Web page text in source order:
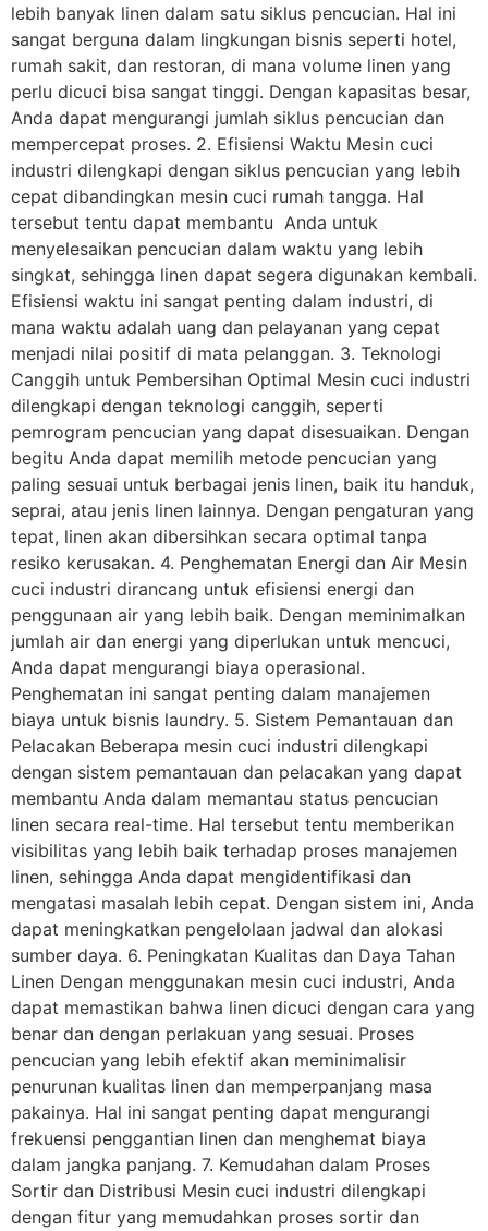
lebih banyak linen dalam satu siklus pencucian. Hal ini
sangat berguna dalam lingkungan bisnis seperti hotel,
rumah sakit, dan restoran, di mana volume linen yang
perlu dicuci bisa sangat tinggi. Dengan kapasitas besar,
Anda dapat mengurangi jumlah siklus pencucian dan
mempercepat proses. 2. Efisiensi Waktu Mesin cuci
industri dilengkapi dengan siklus pencucian yang lebih
cepat dibandingkan mesin cuci rumah tangga. Hal
tersebut tentu dapat membantu Anda untuk
menyelesaikan pencucian dalam waktu yang lebih
singkat, sehingga linen dapat segera digunakan kembali.
Efisiensi waktu ini sangat penting dalam industri, di
mana waktu adalah uang dan pelayanan yang cepat
menjadi nilai positif di mata pelanggan. 3. Teknologi
Canggih untuk Pembersihan Optimal Mesin cuci industri
dilengkapi dengan teknologi canggih, seperti
pemrogram pencucian yang dapat disesuaikan. Dengan
begitu Anda dapat memilih metode pencucian yang
paling sesuai untuk berbagai jenis linen, baik itu handuk,
seprai, atau jenis linen lainnya. Dengan pengaturan yang
tepat, linen akan dibersihkan secara optimal tanpa
resiko kerusakan. 4. Penghematan Energi dan Air Mesin
cuci industri dirancang untuk efisiensi energi dan
penggunaan air yang lebih baik. Dengan meminimalkan
jumlah air dan energi yang diperlukan untuk mencuci,
Anda dapat mengurangi biaya operasional.
Penghematan ini sangat penting dalam manajemen
biaya untuk bisnis laundry. 5. Sistem Pemantauan dan
Pelacakan Beberapa mesin cuci industri dilengkapi
dengan sistem pemantauan dan pelacakan yang dapat
membantu Anda dalam memantau status pencucian
linen secara real-time. Hal tersebut tentu memberikan
visibilitas yang lebih baik terhadap proses manajemen
linen, sehingga Anda dapat mengidentifikasi dan
mengatasi masalah lebih cepat. Dengan sistem ini, Anda
dapat meningkatkan pengelolaan jadwal dan alokasi
sumber daya. 6. Peningkatan Kualitas dan Daya Tahan
Linen Dengan menggunakan mesin cuci industri, Anda
dapat memastikan bahwa linen dicuci dengan cara yang
benar dan dengan perlakuan yang sesuai. Proses
pencucian yang lebih efektif akan meminimalisir
penurunan kualitas linen dan memperpanjang masa
pakainya. Hal ini sangat penting dapat mengurangi
frekuensi penggantian linen dan menghemat biaya
dalam jangka panjang. 7. Kemudahan dalam Proses
Sortir dan Distribusi Mesin cuci industri dilengkapi
dengan fitur yang memudahkan proses sortir dan